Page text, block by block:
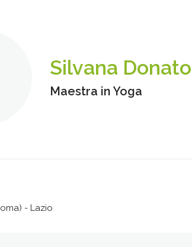
Silvana Donato
Maestra in Yoga
- Lazio